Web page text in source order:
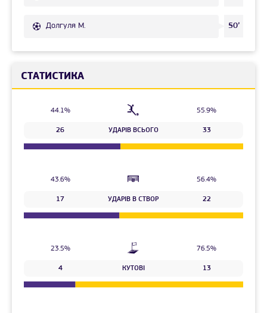
Долгуля М. 50’
СТАТИСТИКА
44.1% 55.9%
26 УДАРІВ ВСЬОГО 33
43.6% 56.4%
17 УДАРІВ В СТВОР 22
23.5% 76.5%
4 КУТОВІ 13